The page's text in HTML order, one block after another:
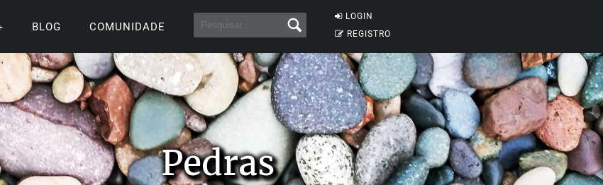
LOGIN
REGISTRO
BLOG COMUNIDADE
Pedras